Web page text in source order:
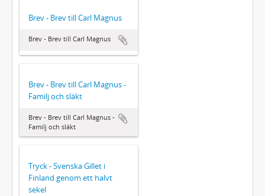
Brev - Brev till Carl Magnus
Brev - Brev till Carl Magnus
Brev - Brev till Carl Magnus -
Familj och släkt
Brev - Brev till Carl Magnus -
Familj och släkt
Tryck - Svenska Gillet i
Finland genom ett halvt
sekel